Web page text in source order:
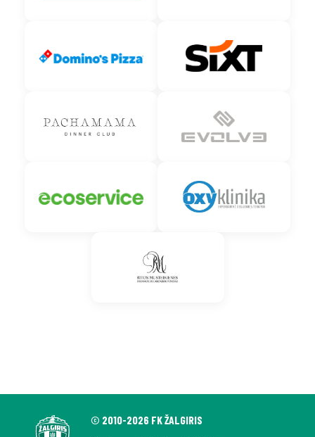
© 2010-2026 FK ŽALGIRIS